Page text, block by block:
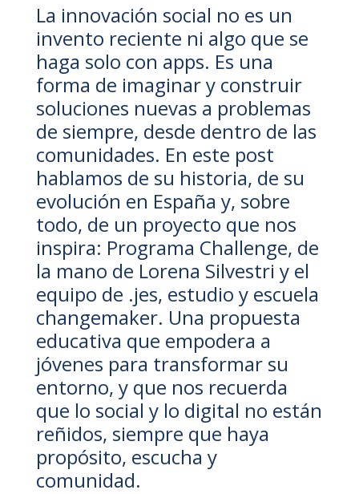
La innovación social no es un
invento reciente ni algo que se
haga solo con apps. Es una
forma de imaginar y construir
soluciones nuevas a problemas
de siempre, desde dentro de las
comunidades. En este post
hablamos de su historia, de su
evolución en España y, sobre
todo, de un proyecto que nos
inspira: Programa Challenge, de
la mano de Lorena Silvestri y el
equipo de .jes, estudio y escuela
changemaker. Una propuesta
educativa que empodera a
jóvenes para transformar su
entorno, y que nos recuerda
que lo social y lo digital no están
reñidos, siempre que haya
propósito, escucha y
comunidad.